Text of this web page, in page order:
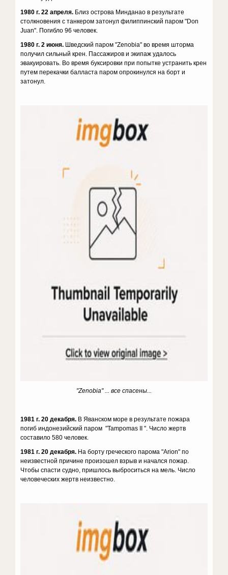
1980 г. 22 апреля. Близ острова Минданао в результате
столкновения с танкером затонул филиппинский паром "Don
Juan". Погибло 96 человек.
1980 г. 2 июня. Шведский паром "Zenobia" во время шторма
получил сильный крен. Пассажиров и экипаж удалось
эвакуировать. Во время буксировки при попытке устранить крен
путем перекачки балласта паром опрокинулся на борт и
затонул.
"Zenobia" ... все спасены...
1981 г. 20 декабря. В Яванском море в результате пожара
погиб индонезийский паром "Tampomas II ". Число жертв
составило 580 человек.
1981 г. 20 декабря. На борту греческого парома "Arion" по
неизвестной причине произошел взрыв и начался пожар.
Чтобы спасти судно, пришлось выброситься на мель. Число
человеческих жертв неизвестно.